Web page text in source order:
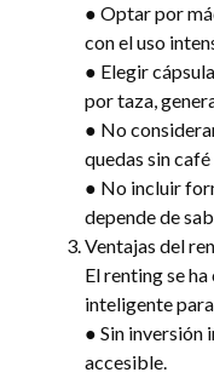
● Optar por
con el uso
● Elegir
por taza,
● No
quedas sin
● No incluir
depende de
Ventajas del
El renting se
inteligente
● Sin inversión
accesible.